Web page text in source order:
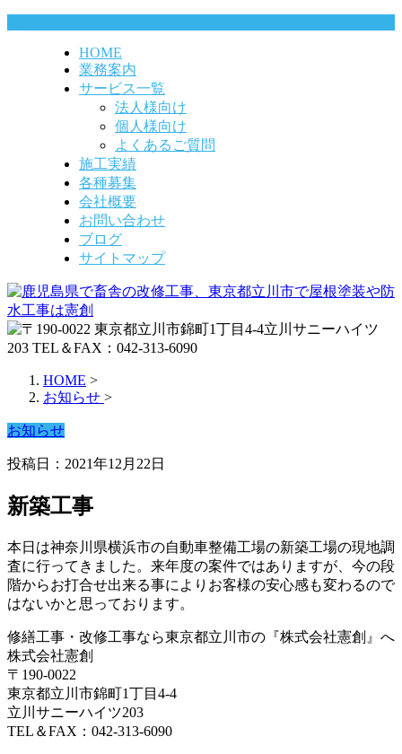
HOME
業務案内
サービス一覧
法人様向け
個人様向け
よくあるご質問
施工実績
各種募集
会社概要
お問い合わせ
ブログ
サイトマップ
HOME >
お知らせ >
お知らせ
投稿日：2021年12月22日
新築工事
本日は神奈川県横浜市の自動車整備工場の新築工場の現地調
査に行ってきました。来年度の案件ではありますが、今の段
階からお打合せ出来る事によりお客様の安心感も変わるので
はないかと思っております。
修繕工事・改修工事なら東京都立川市の『株式会社憲創』へ
株式会社憲創
〒190-0022
東京都立川市錦町1丁目4-4
立川サニーハイツ203
TEL＆FAX：042-313-6090